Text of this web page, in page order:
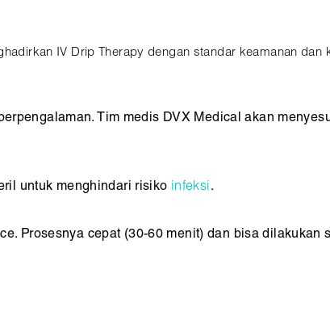
IV Drip Therapy dengan standar keamanan dan
Tim medis DVX Medical akan
untuk menghindari risiko infeksi.
Prosesnya cepat (30-60 menit) dan bisa dilakukan